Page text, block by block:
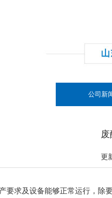
公司新
更
求及设备能够正常运行，除